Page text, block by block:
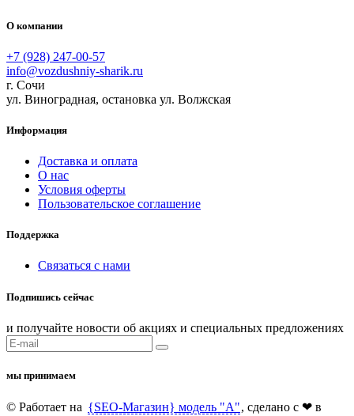
О компании
+7 (928) 247-00-57
info@vozdushniy-sharik.ru
г. Сочи
ул. Виноградная, остановка ул. Волжская
Информация
Доставка и оплата
О нас
Условия оферты
Пользовательское соглашение
Поддержка
Связаться с нами
Подпишись сейчас
и получайте новости об акциях и специальных предложениях
мы принимаем
© Работает на {SEO-Магазин} модель "А", сделано c ❤ в